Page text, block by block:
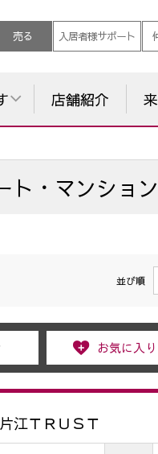
売る 入居者様サポート
店舗紹介
ト・マンショ
並び順
お気に入
江ＴＲＵＳＴ